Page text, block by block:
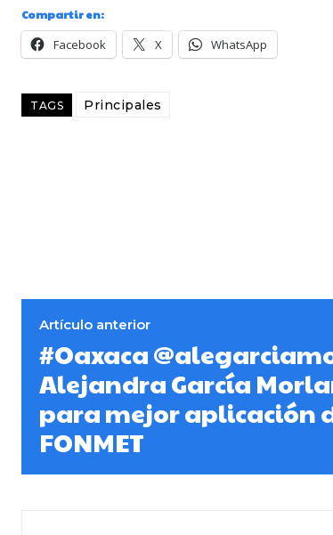
Compartir en:
Facebook X WhatsApp
TAGS Principales
Artículo anterior
#Oaxaca
Alejandra García
para mejor aplicación
FONMET